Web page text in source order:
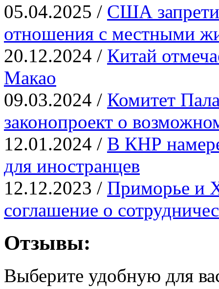
05.04.2025 / США
отношения с местными
20.12.2024 / Китай
Макао
09.03.2024 / Комитет
законопроект о
12.01.2024 / В КНР
для иностранцев
12.12.2023 / Приморье и
соглашение о
Отзывы:
Выберите удобную для